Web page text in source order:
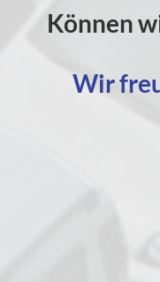
Können
Wir